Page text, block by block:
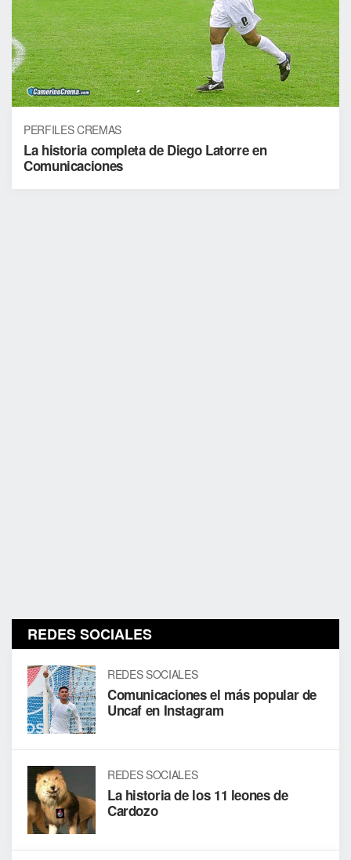
PERFILES CREMAS
La historia completa de Diego Latorre en
Comunicaciones
REDES SOCIALES
REDES SOCIALES
Comunicaciones el más popular de
Uncaf en Instagram
REDES SOCIALES
La historia de los 11 leones de
Cardozo